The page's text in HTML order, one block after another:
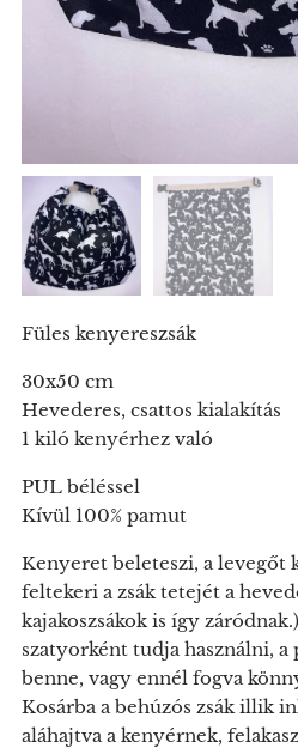
Füles kenyereszsák
30x50 cm
Hevederes, csattos kialakítás
1 kiló kenyérhez való
PUL béléssel
Kívül 100% pamut
Kenyeret beleteszi, a levegőt
feltekeri a zsák tetejét a
kajakoszsákok is így
szatyorként tudja használni, a
benne, vagy ennél fogva
Kosárba a behúzós zsák illik
aláhajtva a kenyérnek,